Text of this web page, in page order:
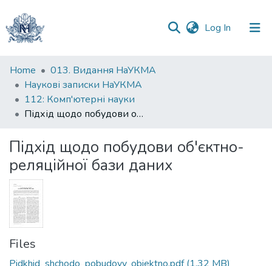
Log In (current)
Communities
&
Collections
All of DSpace
Statistics
Home
013. Видання НаУКМА
Наукові записки НаУКМА
112: Комп'ютерні науки
Підхід щодо побудови об'єктно-реляційної бази даних
Підхід щодо побудови об'єктно-
реляційної бази даних
Files